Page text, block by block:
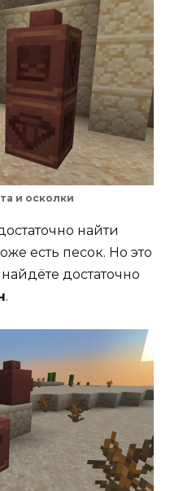
и осколки
найти
есть песок. Но это
достаточно
.